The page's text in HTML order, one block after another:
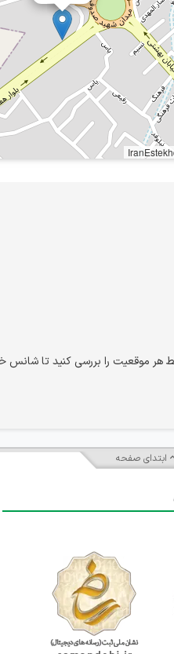
موقعیت را بررسی کنید تا شانس
ابتدای صفحه